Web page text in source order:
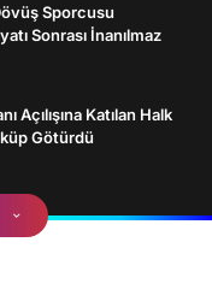
Sporcusu
Sonrası İnanılmaz
Açılışına Katılan Halk
Götürdü